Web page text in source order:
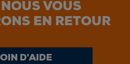
VOUS
EN RETOUR
D'AIDE